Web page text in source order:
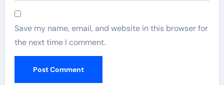
Save my name, email, and website in this browser for
the next time I comment.